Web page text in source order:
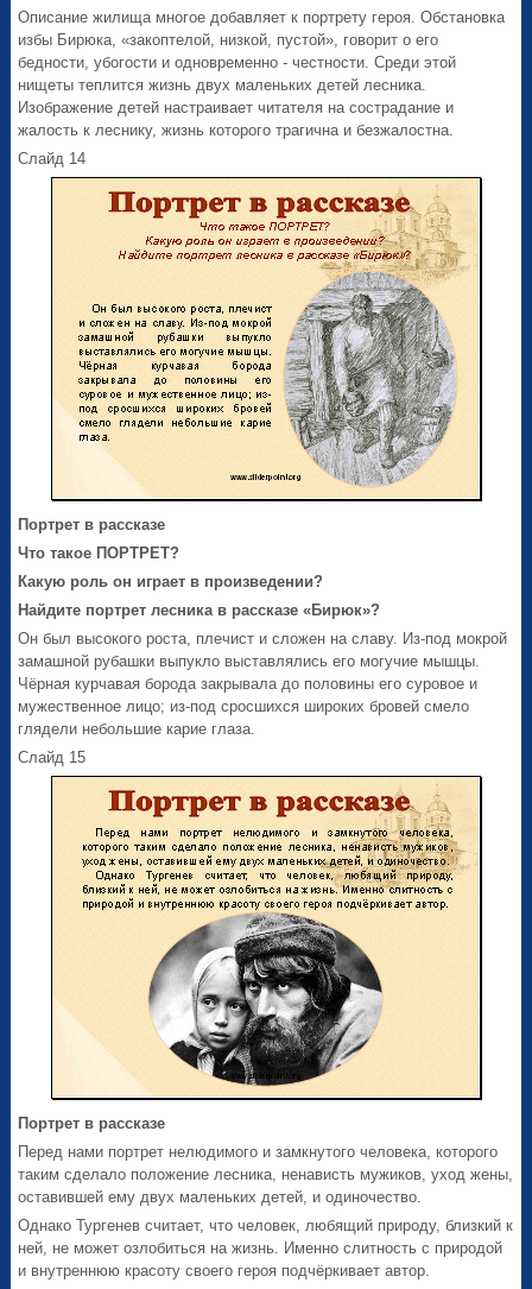
Описание жилища многое добавляет к портрету героя. Обстановка
избы Бирюка, «закоптелой, низкой, пустой», говорит о его
бедности, убогости и одновременно - честности. Среди этой
нищеты теплится жизнь двух маленьких детей лесника.
Изображение детей настраивает читателя на сострадание и
жалость к леснику, жизнь которого трагична и безжалостна.
Слайд 14
Портрет в рассказе
Что такое ПОРТРЕТ?
Какую роль он играет в произведении?
Найдите портрет лесника в рассказе «Бирюк»?
Он был высокого роста, плечист и сложен на славу. Из-под мокрой
замашной рубашки выпукло выставлялись его могучие мышцы.
Чёрная курчавая борода закрывала до половины его суровое и
мужественное лицо; из-под сросшихся широких бровей смело
глядели небольшие карие глаза.
Слайд 15
Портрет в рассказе
Перед нами портрет нелюдимого и замкнутого человека, которого
таким сделало положение лесника, ненависть мужиков, уход жены,
оставившей ему двух маленьких детей, и одиночество.
Однако Тургенев считает, что человек, любящий природу, близкий к
ней, не может озлобиться на жизнь. Именно слитность с природой
и внутреннюю красоту своего героя подчёркивает автор.